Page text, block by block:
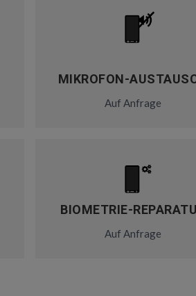
MIKROFON-
Auf Anfrage
BIOMETRIE-
Auf Anfrage